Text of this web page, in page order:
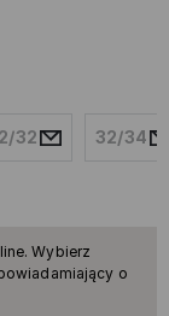
32 32/34
Wybierz
o